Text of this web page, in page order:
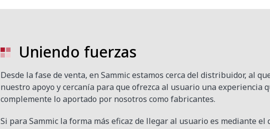
Uniendo fuerzas
Desde la fase de venta, en Sammic estamos cerca del distribuidor, al
nuestro apoyo y cercanía para que ofrezca al usuario una experiencia
complemente lo aportado por nosotros como fabricantes.
Si para Sammic la forma más eficaz de llegar al usuario es mediante el